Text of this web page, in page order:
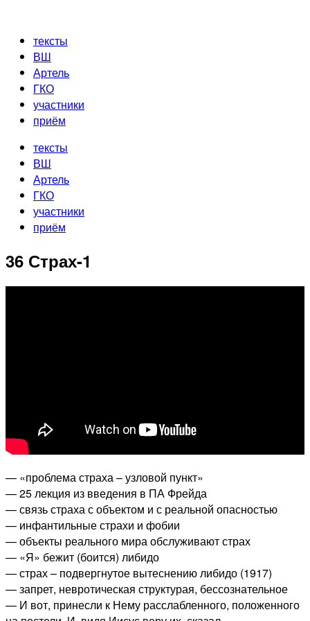
содержимому
тексты
ВШ
Артель
ГКО
участники
приём
тексты
ВШ
Артель
ГКО
участники
приём
36 Страх-1
— «проблема страха – узловой пункт»
— 25 лекция из введения в ПА Фрейда
— связь страха с объектом и с реальной опасностью
— инфантильные страхи и фобии
— объекты реального мира обслуживают страх
— «Я» бежит (боится) либидо
— страх – подвергнутое вытеснению либидо (1917)
— запрет, невротическая структурая, бессознательное
— И вот, принесли к Нему расслабленного, положенного